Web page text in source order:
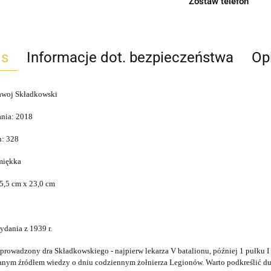
Informacje dot. bezpieczeństwa
Składkowski
2018
328
cm x 23,0 cm
z 1939 r.
dra Składkowskiego - najpierw lekarza V batalionu, później 1
źródłem wiedzy o dniu codziennym żołnierza Legionów. Warto podkreślić